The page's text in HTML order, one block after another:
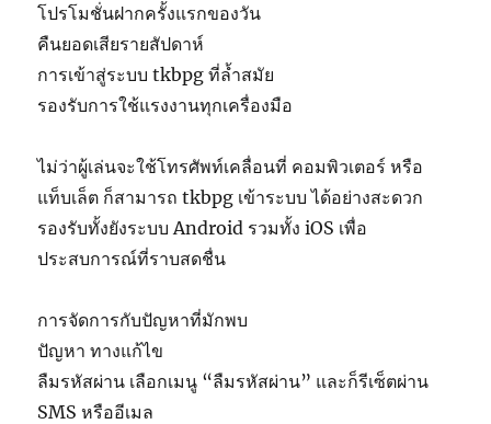
โปรโมชั่นฝากครั้งแรกของวัน
คืนยอดเสียรายสัปดาห์
การเข้าสู่ระบบ tkbpg ที่ล้ำสมัย
รองรับการใช้แรงงานทุกเครื่องมือ
ไม่ว่าผู้เล่นจะใช้โทรศัพท์เคลื่อนที่ คอมพิวเตอร์ หรือ
แท็บเล็ต ก็สามารถ tkbpg เข้าระบบ ได้อย่างสะดวก
รองรับทั้งยังระบบ Android รวมทั้ง iOS เพื่อ
ประสบการณ์ที่ราบสดชื่น
การจัดการกับปัญหาที่มักพบ
ปัญหา ทางแก้ไข
ลืมรหัสผ่าน เลือกเมนู “ลืมรหัสผ่าน” และก็รีเซ็ตผ่าน
SMS หรืออีเมล